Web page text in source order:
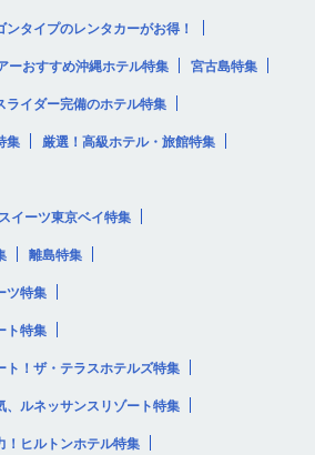
タイプのレンタカーがお得！
ーおすすめ沖縄ホテル特集 宮古島特集
ライダー完備のホテル特集
集 厳選！高級ホテル・旅館特集
イーツ東京ベイ特集
離島特集
ツ特集
ト特集
ト！ザ・テラスホテルズ特集
、ルネッサンスリゾート特集
！ヒルトンホテル特集